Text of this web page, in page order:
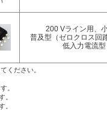
200 Vライン用、
普及型（ゼロクロス回
低入力電流型
ください。
。
。
。